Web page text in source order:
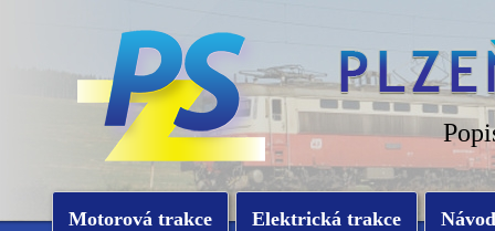
Motorová trakce Elektrická trakce